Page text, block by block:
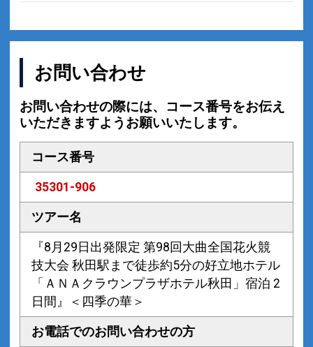
お問い合わせ
お問い合わせの際には、コース番号をお伝え
いただきますようお願いいたします。
コース番号
35301-906
ツアー名
『8月29日出発限定 第98回大曲全国花火競
技大会 秋田駅まで徒歩約5分の好立地ホテル
「ＡＮＡクラウンプラザホテル秋田」宿泊 2
日間』＜四季の華＞
お電話でのお問い合わせの方